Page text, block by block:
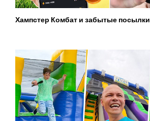
Хампстер Комбат и забытые посылки